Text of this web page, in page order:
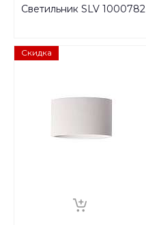
Светильник SLV 1000782
Скидка